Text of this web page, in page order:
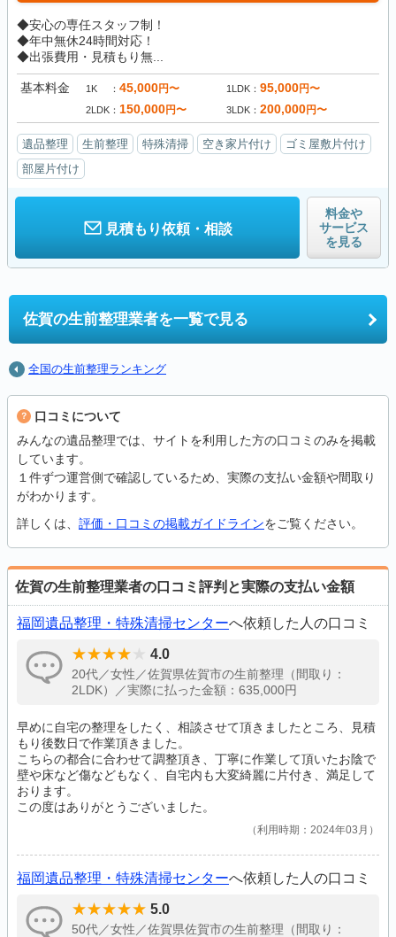
◆安心の専任スタッフ制！
◆年中無休24時間対応！
◆出張費用・見積もり無...
基本料金 1K 45,000円〜 1LDK 95,000円〜
2LDK 150,000円〜 3LDK 200,000円〜
遺品整理 生前整理 特殊清掃 空き家片付け
ゴミ屋敷片付け
部屋片付け
見積もり依頼・相談
料金や
サービス
を見る
佐賀の生前整理業者を一覧で見る
全国の生前整理ランキング
口コミについて
みんなの遺品整理では、サイトを利用した方の口コミのみを掲載
しています。
１件ずつ運営側で確認しているため、実際の支払い金額や間取り
がわかります。
詳しくは、 評価・口コミの掲載ガイドラインをご覧ください。
佐賀の生前整理業者の口コミ評判と実際の支払い金額
福岡遺品整理・特殊清掃センターへ依頼した人の口コミ
4.0
20代／女性／佐賀県佐賀市の生前整理（間取り：
2LDK）／実際に払った金額：635,000円
早めに自宅の整理をしたく、相談させて頂きましたところ、見積
もり後数日で作業頂きました。
こちらの都合に合わせて調整頂き、丁寧に作業して頂いたお陰で
壁や床など傷などもなく、自宅内も大変綺麗に片付き、満足して
おります。
この度はありがとうございました。
利用時期：2024年03月
福岡遺品整理・特殊清掃センターへ依頼した人の口コミ
5.0
50代／女性／佐賀県佐賀市の生前整理（間取り：